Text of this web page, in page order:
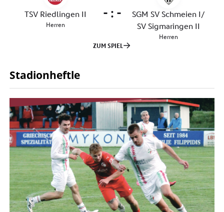
Stadionheftle